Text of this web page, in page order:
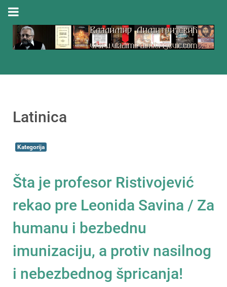
Latinica
Kategorija
Šta je profesor Ristivojević
rekao pre Leonida Savina / Za
humanu i bezbednu
imunizaciju, a protiv nasilnog
i nebezbednog špricanja!